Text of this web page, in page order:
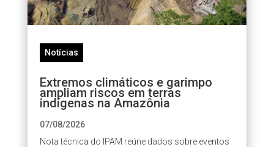
Notícias
Extremos climáticos e garimpo
ampliam riscos em terras
indígenas na Amazônia
07/08/2026
Nota técnica do IPAM reúne dados sobre eventos